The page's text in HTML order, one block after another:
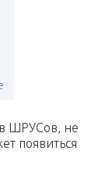
ШРУСов, не
появиться